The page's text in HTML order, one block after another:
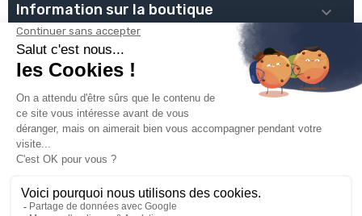
Information sur la boutique 
PLOMBSERVICE 
INFOS PRATIQUES 
VOTRE COMPTE 